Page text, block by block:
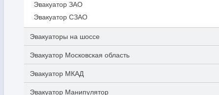
Эвакуатор ЗАО
Эвакуатор СЗАО
Эвакуаторы на шоссе
Эвакуатор Московская область
Эвакуатор МКАД
Эвакуатор Манипулятор